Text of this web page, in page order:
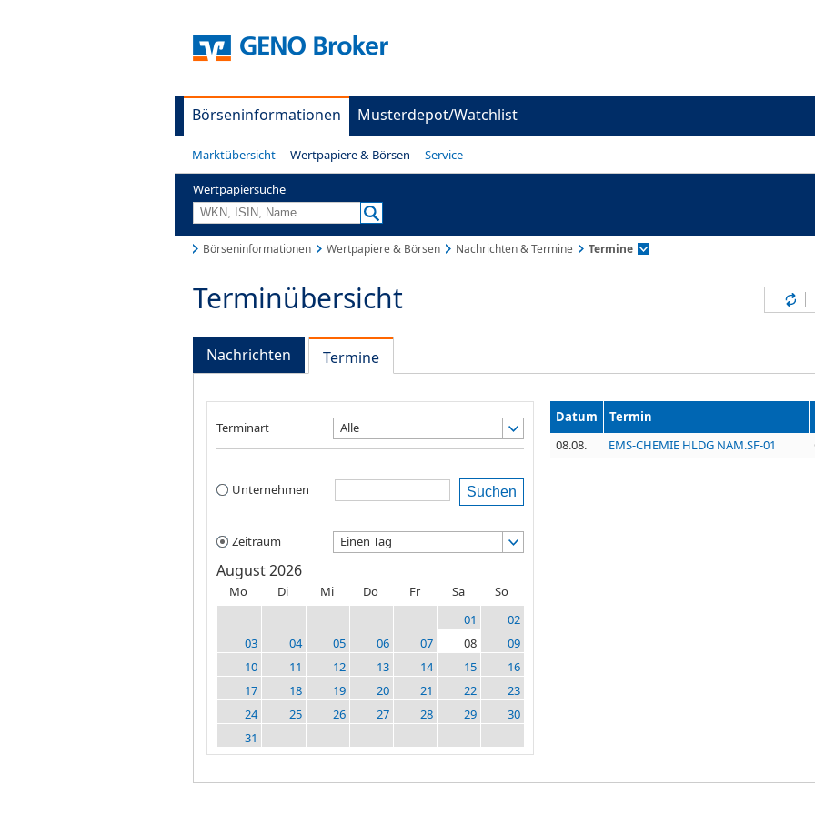
Börseninformationen Musterdepot/Watchlist
Marktübersicht Wertpapiere & Börsen Service
Wertpapiersuche
Börseninformationen Wertpapiere & Börsen Nachrichten & Termine Termine
Terminübersicht
Nachrichten Termine
Terminart Alle
Unternehmen Suchen
Zeitraum Einen Tag
August 2026
Mo Di Mi Do Fr Sa
So
01
02
03
04 05 06 07 08
09
10
11 12 13 14 15
16
17
18 19 20 21 22
23
24
25 26 27 28 29
30
31
Datum Termin
08.08.
EMS-CHEMIE HLDG NAM.SF-01